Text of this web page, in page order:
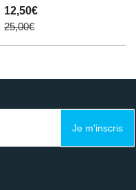
12,50€
25,00€
Je m'inscris